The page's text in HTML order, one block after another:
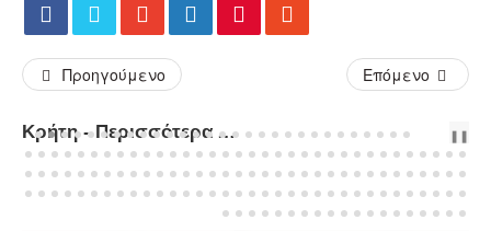
Προηγούμενο Επόμενο
Κρήτη - Περισσότερα Άρθρα... PREVNEXT
❚❚